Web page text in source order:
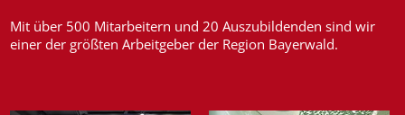
Mit über 500 Mitarbeitern und 20 Auszubildenden sind wir
einer der größten Arbeitgeber der Region Bayerwald.